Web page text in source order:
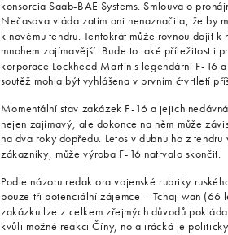
konsorcia Saab-BAE Systems. Smlouva o
Nečasova vláda zatím ani nenaznačila, že by
k novému tendru. Tentokrát může rovnou dojít
mnohem zajímavější. Bude to také příležitost i
korporace Lockheed Martin s legendární F-16
soutěž mohla být vyhlášena v prvním čtvrtletí
Momentální stav zakázek F-16 a jejich
nejen zajímavý, ale dokonce na něm může
na dva roky dopředu. Letos v dubnu ho z
zákazníky, může výroba F-16 natrvalo skončit.
Podle názoru redaktora vojenské rubriky
pouze tři potenciální zájemce – Tchaj-wan
zakázku lze z celkem zřejmých důvodů
kvůli možné reakci Číny, no a irácká je